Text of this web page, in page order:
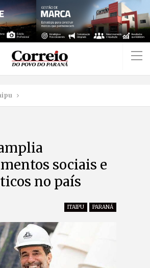
sociais e
no país
ITAIPU PARANÁ